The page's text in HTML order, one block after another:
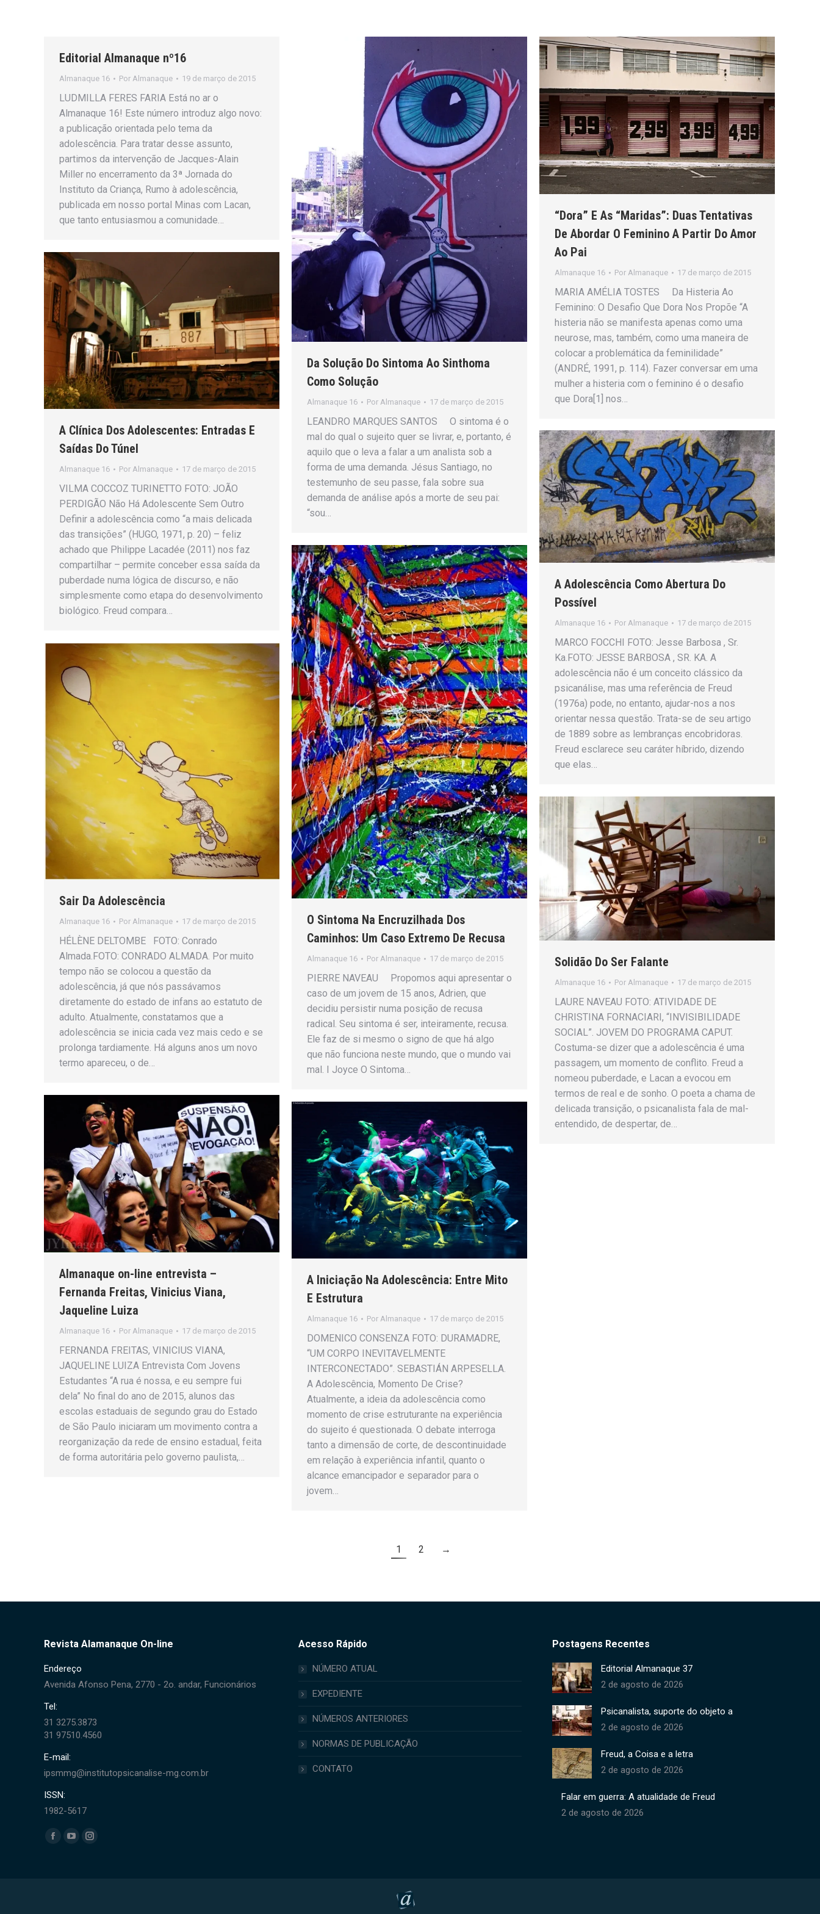
Editorial Almanaque nº16
Almanaque 16 Por Almanaque 19 de março de 2015
LUDMILLA FERES FARIA Está no ar o
Almanaque 16! Este número introduz algo novo:
a publicação orientada pelo tema da
adolescência. Para tratar desse assunto,
partimos da intervenção de Jacques-Alain
Miller no encerramento da 3ª Jornada do
Instituto da Criança, Rumo à adolescência,
publicada em nosso portal Minas com Lacan,
que tanto entusiasmou a comunidade…
Da Solução Do Sintoma Ao Sinthoma
Como Solução
Almanaque 16 Por Almanaque 17 de março de 2015
LEANDRO MARQUES SANTOS O sintoma é o
mal do qual o sujeito quer se livrar, e, portanto, é
aquilo que o leva a falar a um analista sob a
forma de uma demanda. Jésus Santiago, no
testemunho de seu passe, fala sobre sua
demanda de análise após a morte de seu pai:
“sou…
“Dora” E As “Maridas”: Duas Tentativas
De Abordar O Feminino A Partir Do Amor
Ao Pai
Almanaque 16 Por Almanaque 17 de março de 2015
MARIA AMÉLIA TOSTES Da Histeria Ao
Feminino: O Desafio Que Dora Nos Propõe “A
histeria não se manifesta apenas como uma
neurose, mas, também, como uma maneira de
colocar a problemática da feminilidade”
(ANDRÉ, 1991, p. 114). Fazer conversar em uma
mulher a histeria com o feminino é o desafio
que Dora[1] nos…
A Clínica Dos Adolescentes: Entradas E
Saídas Do Túnel
Almanaque 16 Por Almanaque 17 de março de 2015
VILMA COCCOZ TURINETTO FOTO: JOÃO
PERDIGÃO Não Há Adolescente Sem Outro
Definir a adolescência como “a mais delicada
das transições” (HUGO, 1971, p. 20) – feliz
achado que Philippe Lacadée (2011) nos faz
compartilhar – permite conceber essa saída da
puberdade numa lógica de discurso, e não
simplesmente como etapa do desenvolvimento
biológico. Freud compara…
A Adolescência Como Abertura Do
Possível
Almanaque 16 Por Almanaque 17 de março de 2015
MARCO FOCCHI FOTO: Jesse Barbosa , Sr.
Ka.FOTO: JESSE BARBOSA , SR. KA. A
adolescência não é um conceito clássico da
psicanálise, mas uma referência de Freud
(1976a) pode, no entanto, ajudar-nos a nos
orientar nessa questão. Trata-se de seu artigo
de 1889 sobre as lembranças encobridoras.
Freud esclarece seu caráter híbrido, dizendo
que elas…
O Sintoma Na Encruzilhada Dos
Caminhos: Um Caso Extremo De Recusa
Almanaque 16 Por Almanaque 17 de março de 2015
PIERRE NAVEAU Propomos aqui apresentar o
caso de um jovem de 15 anos, Adrien, que
decidiu persistir numa posição de recusa
radical. Seu sintoma é ser, inteiramente, recusa.
Ele faz de si mesmo o signo de que há algo
que não funciona neste mundo, que o mundo vai
mal. I Joyce O Sintoma…
Sair Da Adolescência
Almanaque 16 Por Almanaque 17 de março de 2015
HÉLÈNE DELTOMBE FOTO: Conrado
Almada.FOTO: CONRADO ALMADA. Por muito
tempo não se colocou a questão da
adolescência, já que nós passávamos
diretamente do estado de infans ao estatuto de
adulto. Atualmente, constatamos que a
adolescência se inicia cada vez mais cedo e se
prolonga tardiamente. Há alguns anos um novo
termo apareceu, o de…
Solidão Do Ser Falante
Almanaque 16 Por Almanaque 17 de março de 2015
LAURE NAVEAU FOTO: ATIVIDADE DE
CHRISTINA FORNACIARI, “INVISIBILIDADE
SOCIAL”. JOVEM DO PROGRAMA CAPUT.
Costuma-se dizer que a adolescência é uma
passagem, um momento de conflito. Freud a
nomeou puberdade, e Lacan a evocou em
termos de real e de sonho. O poeta a chama de
delicada transição, o psicanalista fala de mal-
entendido, de despertar, de…
Almanaque on-line entrevista –
Fernanda Freitas, Vinicius Viana,
Jaqueline Luiza
Almanaque 16 Por Almanaque 17 de março de 2015
FERNANDA FREITAS, VINICIUS VIANA,
JAQUELINE LUIZA Entrevista Com Jovens
Estudantes “A rua é nossa, e eu sempre fui
dela” No final do ano de 2015, alunos das
escolas estaduais de segundo grau do Estado
de São Paulo iniciaram um movimento contra a
reorganização da rede de ensino estadual, feita
de forma autoritária pelo governo paulista,…
A Iniciação Na Adolescência: Entre Mito
E Estrutura
Almanaque 16 Por Almanaque 17 de março de 2015
DOMENICO CONSENZA FOTO: DURAMADRE,
“UM CORPO INEVITAVELMENTE
INTERCONECTADO”. SEBASTIÁN ARPESELLA.
A Adolescência, Momento De Crise?
Atualmente, a ideia da adolescência como
momento de crise estruturante na experiência
do sujeito é questionada. O debate interroga
tanto a dimensão de corte, de descontinuidade
em relação à experiência infantil, quanto o
alcance emancipador e separador para o
jovem…
1 2 →
Revista Alamanaque On-line
Endereço
Avenida Afonso Pena, 2770 - 2o. andar, Funcionários
Tel:
31 3275.3873
31 97510.4560
E-mail:
ipsmmg@institutopsicanalise-mg.com.br
ISSN:
1982-5617
Encontre-nos em:
Facebook
YouTubeInstagram
Acesso Rápido
NÚMERO ATUAL
EXPEDIENTE
NÚMEROS ANTERIORES
NORMAS DE PUBLICAÇÃO
CONTATO
Postagens Recentes
Editorial Almanaque 37
2 de agosto de 2026
Psicanalista, suporte do objeto a
2 de agosto de 2026
Freud, a Coisa e a letra
2 de agosto de 2026
Falar em guerra: A atualidade de Freud
2 de agosto de 2026